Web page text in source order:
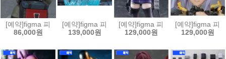
[예약]figma 피그마 극장판 유녀전기 타냐 데그레챠프
86,000원
[예약]figma 피그마 퍼스트 디센던트 - 밸비
139,000원
[예약]figma 피그마 소녀전선2 망
129,000원
[예약]figma 피
129,000원